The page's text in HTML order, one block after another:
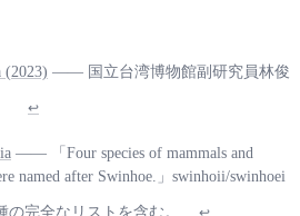
(2023) —— 国立台湾博物館副研究員林俊
↩
—— 「Four species of mammals and
named after Swinhoe.」swinhoii/swinhoei
完全なリストを含む。 ↩